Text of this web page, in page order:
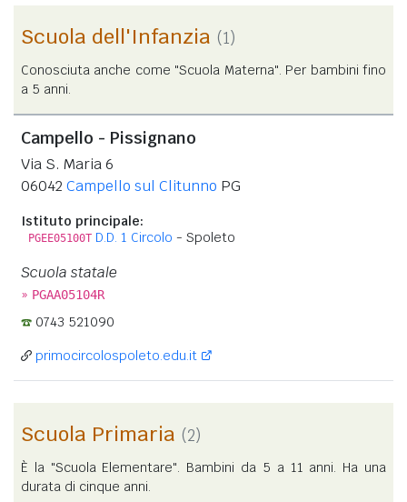
Scuola dell'Infanzia (1)
Conosciuta anche come "Scuola Materna". Per bambini fino
a 5 anni.
Campello - Pissignano
Via S. Maria 6
06042 Campello sul Clitunno PG
Istituto principale:
PGEE05100T D.D. 1 Circolo - Spoleto
Scuola statale
» PGAA05104R
0743 521090
primocircolospoleto.edu.it
Scuola Primaria (2)
È la "Scuola Elementare". Bambini da 5 a 11 anni. Ha una
durata di cinque anni.